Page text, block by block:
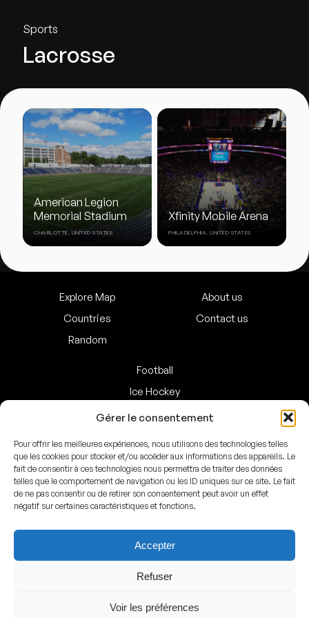
Gérer le consentement
Pour offrir les meilleures expériences, nous utilisons des technologies telles
que les cookies pour stocker et/ou accéder aux informations des appareils. Le
fait de consentir à ces technologies nous permettra de traiter des données
telles que le comportement de navigation ou les ID uniques sur ce site. Le fait
de ne pas consentir ou de retirer son consentement peut avoir un effet
négatif sur certaines caractéristiques et fonctions.
Accepter
Refuser
Voir les préférences
Sports
Lacrosse
American Legion
Memorial Stadium
CHARLOTTE, UNITED STATES
Xfinity Mobile Arena
PHILADELPHIA, UNITED STATES
Explore Map
Countries
Random
About us
Contact us
Football
Ice Hockey
Basketball
Baseball
American Football
Facebook
Instagram
© ArenasMap 2020–2026
Legal–Privacy